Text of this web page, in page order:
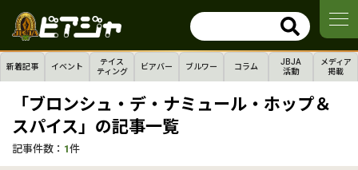
新着記事 イベント
テイス
ティング
ビアバー ブルワー コラム
JBJA
活動
メディア
掲載
「ブロンシュ・デ・ナミュール・ホップ＆
スパイス」の記事一覧
記事件数： 1件